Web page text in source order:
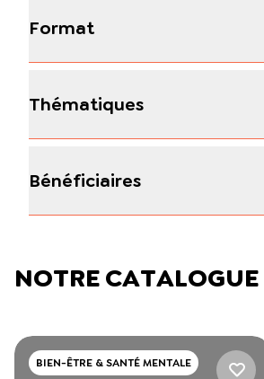
Format
Thématiques
Bénéficiaires
NOTRE CATALOGUE
BIEN-ÊTRE & SANTÉ MENTALE